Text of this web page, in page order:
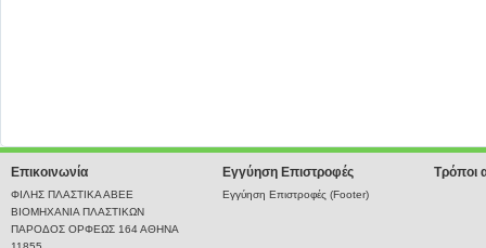
Επικοινωνία
ΦΙΛΗΣ ΠΛΑΣΤΙΚΑ ΑΒΕΕ
ΒΙΟΜΗΧΑΝΙΑ ΠΛΑΣΤΙΚΩΝ
ΠΑΡΟΔΟΣ ΟΡΦΕΩΣ 164 ΑΘΗΝΑ
Εγγύηση Επιστροφές
Εγγύηση Επιστροφές (Footer)
Τρόποι